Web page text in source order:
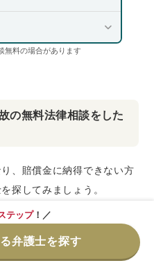
無料の場合があります
の無料法律相談をした
、賠償金に納得できない方
探してみましょう。
で算定すると、
必要額を大
意が必要です。
テップ！／
弁護士を探す